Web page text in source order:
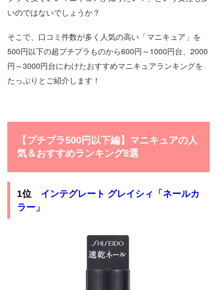
いのではないでしょうか？
そこで、口コミ件数が多く人気の高い「マニキュア」を
500円以下の超プチプラものから600円～1000円台、2000
円～3000円台にわけたおすすめマニキュアランキングを
たっぷりとご紹介します！
【プチプラ500円以下編】マニキュアの人
気＆おすすめランキング8選
1位 インテグレート グレイシィ「ネールカ
ラー」